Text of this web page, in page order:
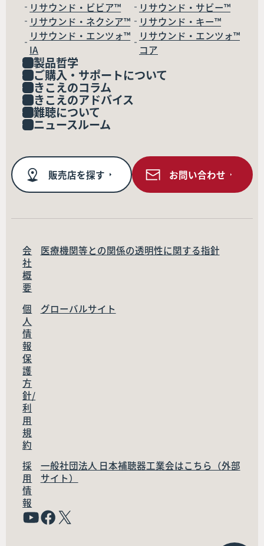
リサウンド・ビビア™
リサウンド・サビー™
リサウンド・ネクシア™
リサウンド・キー™
リサウンド・エンツォ™
IA
リサウンド・エンツォ™
コア
製品哲学
ご購入・サポートについて
きこえのコラム
きこえのアドバイス
難聴について
ニュースルーム
販売店を探す お問い合わせ
会
社
概
要
医療機関等との関係の透明性に関する指針
個
人
情
報
保
護
方
針/
利
用
規
約
グローバルサイト
採
用
情
報
一般社団法人 日本補聴器工業会はこちら（外部
サイト）